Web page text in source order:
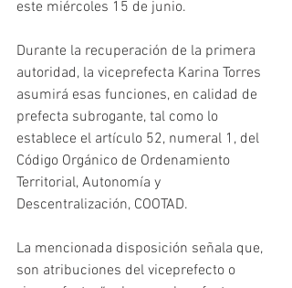
este miércoles 15 de junio.
Durante la recuperación de la primera
autoridad, la viceprefecta Karina Torres
asumirá esas funciones, en calidad de
prefecta subrogante, tal como lo
establece el artículo 52, numeral 1, del
Código Orgánico de Ordenamiento
Territorial, Autonomía y
Descentralización, COOTAD.
La mencionada disposición señala que,
son atribuciones del viceprefecto o